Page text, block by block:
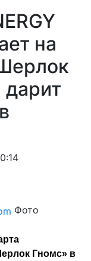
на
дарит
Фото
Гномс» в